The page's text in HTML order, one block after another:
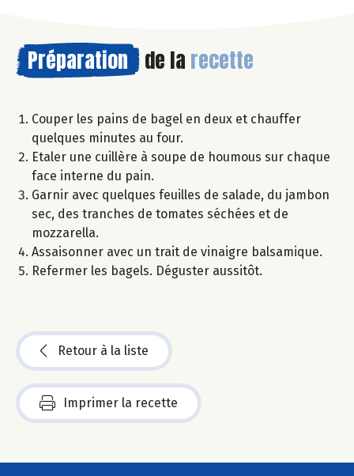
Préparation de la recette
Couper les pains de bagel en deux et chauffer
quelques minutes au four.
Etaler une cuillère à soupe de houmous sur chaque
face interne du pain.
Garnir avec quelques feuilles de salade, du jambon
sec, des tranches de tomates séchées et de
mozzarella.
Assaisonner avec un trait de vinaigre balsamique.
Refermer les bagels. Déguster aussitôt.
Retour à la liste
Imprimer la recette